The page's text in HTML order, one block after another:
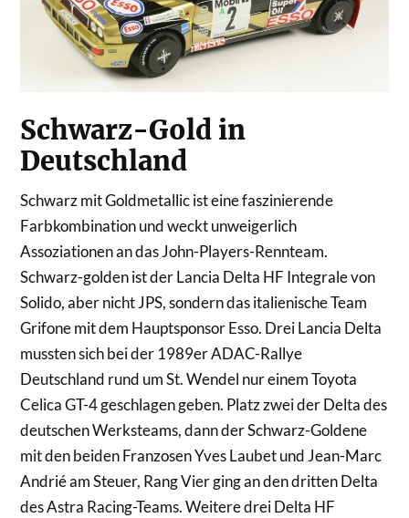
Schwarz-Gold in
Deutschland
Schwarz mit Goldmetallic ist eine faszinierende
Farbkombination und weckt unweigerlich
Assoziationen an das John-Players-Rennteam.
Schwarz-golden ist der Lancia Delta HF Integrale von
Solido, aber nicht JPS, sondern das italienische Team
Grifone mit dem Hauptsponsor Esso. Drei Lancia Delta
mussten sich bei der 1989er ADAC-Rallye
Deutschland rund um St. Wendel nur einem Toyota
Celica GT-4 geschlagen geben. Platz zwei der Delta des
deutschen Werksteams, dann der Schwarz-Goldene
mit den beiden Franzosen Yves Laubet und Jean-Marc
Andrié am Steuer, Rang Vier ging an den dritten Delta
des Astra Racing-Teams. Weitere drei Delta HF